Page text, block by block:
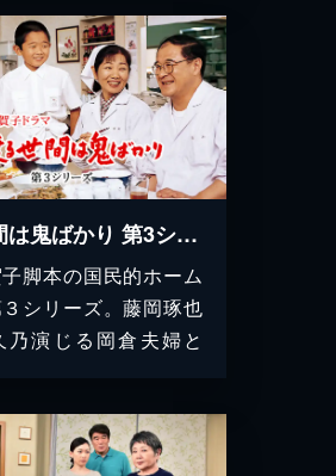
渡る世間は鬼ばかり 第3シリーズ(橋田壽賀子ドラマ)
脚本の国民的ホーム
３シリーズ。藤岡琢也
乃演じる岡倉夫婦と